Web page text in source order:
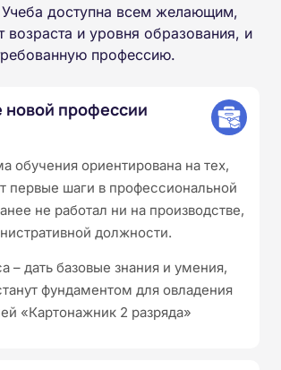
Учеба доступна всем желающим,
возраста и уровня образования, и
профессию.
новой профессии
обучения ориентирована на тех,
первые шаги в профессиональной
не работал ни на производстве,
должности.
– дать базовые знания и умения,
фундаментом для овладения
«Картонажник 2 разряда»